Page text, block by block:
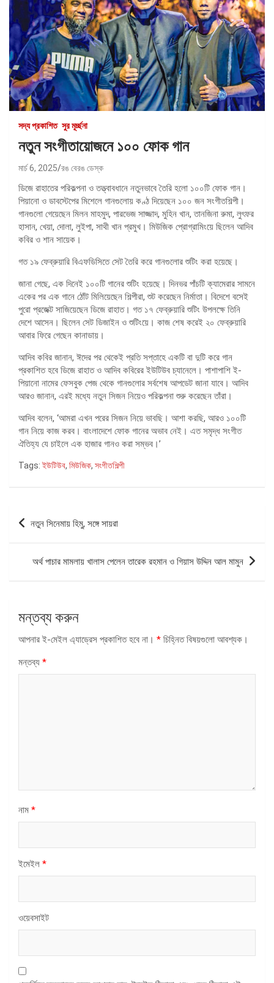
সদ্য প্রকাশিত সুর মূর্চ্ছনা
নতুন সংগীতায়োজনে ১০০ ফোক গান
মার্চ 6, 2025 রঙ বেরঙ ডেস্ক
ডিজে রাহাতের পরিকল্পনা ও তত্ত্বাবধানে নতুনভাবে তৈরি হলো ১০০টি ফোক গান।
পিয়ানো ও ডাবস্টেপের মিশেলে গানগুলোয় কণ্ঠ দিয়েছেন ১০০ জন সংগীতশিল্পী।
গানগুলো গেয়েছেন মিলন মাহমুদ, পারভেজ সাজ্জাদ, মুহিন খান, তানজিনা রুমা, লুৎফর
হাসান, খেয়া, দোলা, লুইপা, সাথী খান প্রমুখ। মিউজিক প্রোগ্রামিংয়ে ছিলেন আদিব
কবির ও শান সায়েক।
গত ১৯ ফেব্রুয়ারি বিএফডিসিতে সেট তৈরি করে গানগুলোর শুটিং করা হয়েছে।
জানা গেছে, এক দিনেই ১০০টি গানের শুটিং হয়েছে। দিনভর পাঁচটি ক্যামেরার সামনে
একের পর এক গানে ঠোঁট মিলিয়েছেন শিল্পীরা, শুট করেছেন নির্মাতা। বিদেশে বসেই
পুরো প্রজেক্ট সাজিয়েছেন ডিজে রাহাত। গত ১৭ ফেব্রুয়ারি শুটিং উপলক্ষে তিনি
দেশে আসেন। ছিলেন সেট ডিজাইন ও শুটিংয়ে। কাজ শেষ করেই ২০ ফেব্রুয়ারি
আবার ফিরে গেছেন কানাডায়।
আদিব কবির জানান, ঈদের পর থেকেই প্রতি সপ্তাহে একটি বা দুটি করে গান
প্রকাশিত হবে ডিজে রাহাত ও আদিব কবিরের ইউটিউব চ্যানেলে। পাশাপাশি ই-
পিয়ানো নামের ফেসবুক পেজ থেকে গানগুলোর সর্বশেষ আপডেট জানা যাবে। আদিব
আরও জানান, এরই মধ্যে নতুন সিজন নিয়েও পরিকল্পনা শুরু করেছেন তাঁরা।
আদিব বলেন, ‘আমরা এখন পরের সিজন নিয়ে ভাবছি। আশা করছি, আরও ১০০টি
গান নিয়ে কাজ করব। বাংলাদেশে ফোক গানের অভাব নেই। এত সমৃদ্ধ সংগীত
ঐতিহ্য যে চাইলে এক হাজার গানও করা সম্ভব।’
Tags: ইউটিউব, মিউজিক, সংগীতশিল্পী
পোস্ট
ন্যাভিগেশন
নতুন সিনেমায় হিমু, সঙ্গে সায়রা
অর্থ পাচার মামলায় খালাস পেলেন তারেক রহমান ও গিয়াস উদ্দিন আল মামুন
মন্তব্য করুন
আপনার ই-মেইল এ্যাড্রেস প্রকাশিত হবে না। * চিহ্নিত বিষয়গুলো আবশ্যক।
মন্তব্য *
নাম *
ইমেইল *
ওয়েবসাইট